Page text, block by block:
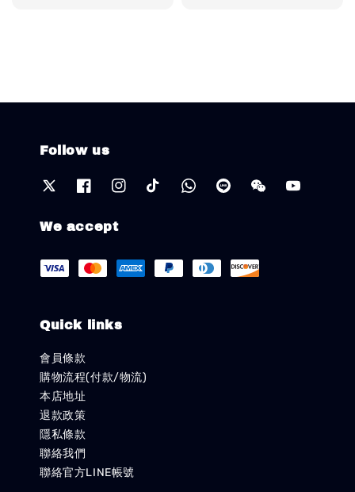
Follow us
We accept
Quick links
會員條款
購物流程(付款/物流)
本店地址
退款政策
隱私條款
聯絡我們
聯絡官方LINE帳號